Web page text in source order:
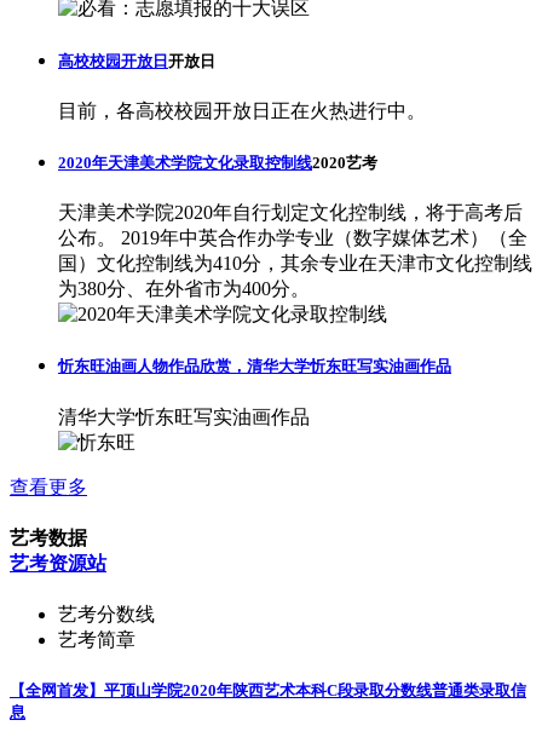
高校校园开放日开放日
目前，各高校校园开放日正在火热进行中。
2020年天津美术学院文化录取控制线2020艺考
天津美术学院2020年自行划定文化控制线，将于高考后
公布。 2019年中英合作办学专业（数字媒体艺术）（全
国）文化控制线为410分，其余专业在天津市文化控制线
为380分、在外省市为400分。
忻东旺油画人物作品欣赏，清华大学忻东旺写实油画作品
清华大学忻东旺写实油画作品
查看更多
艺考数据
艺考资源站
艺考分数线
艺考简章
【全网首发】平顶山学院2020年陕西艺术本科C段录取分数线普通类录取信
息